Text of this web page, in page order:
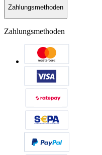
Zahlungsmethoden
Zahlungsmethoden